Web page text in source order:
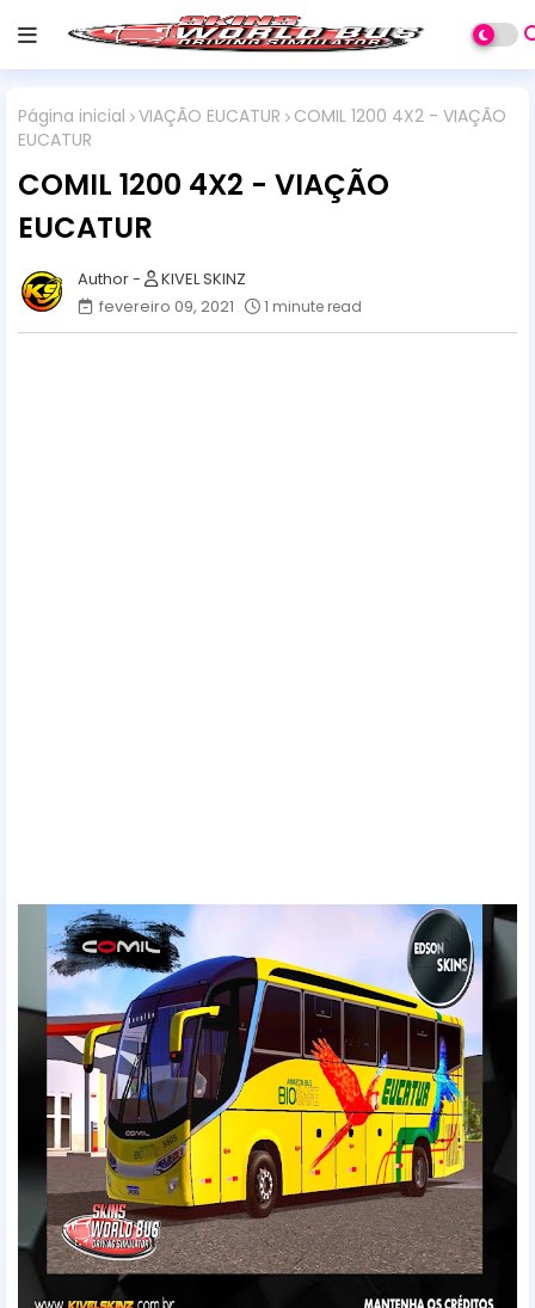
Página inicial VIAÇÃO EUCATUR
COMIL 1200 4X2 - VIAÇÃO
EUCATUR
COMIL 1200 4X2 - VIAÇÃO
EUCATUR
KIVEL SKINZ
fevereiro 09, 2021
1 minute read